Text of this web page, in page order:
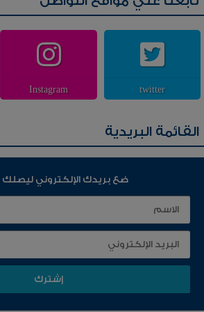
twitter
Instagram
القائمة البريدية
ضع بريدك الإلكتروني ليصلك